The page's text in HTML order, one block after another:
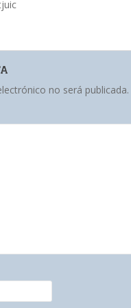
no será publicada.